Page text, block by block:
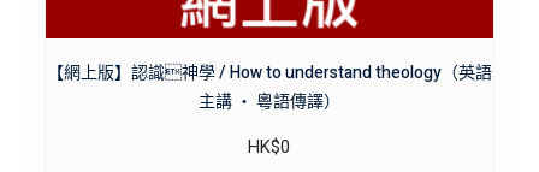
【網上版】認識神學 / How to understand theology（英語
主講 ・ 粵語傳譯）
HK$0